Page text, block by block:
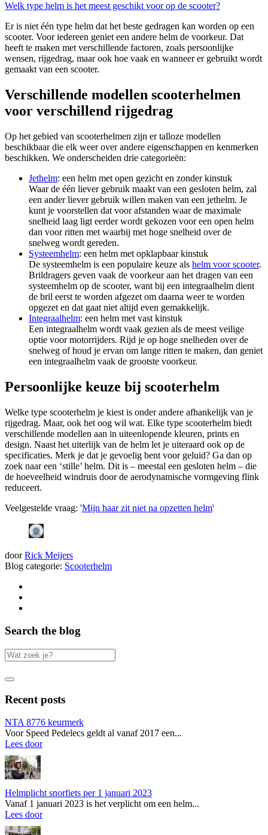
Welk type helm is het meest geschikt voor op de scooter?
Er is niet één type helm dat het beste gedragen kan worden op een
scooter. Voor iedereen geniet een andere helm de voorkeur. Dat
heeft te maken met verschillende factoren, zoals persoonlijke
wensen, rijgedrag, maar ook hoe vaak en wanneer er gebruikt wordt
gemaakt van een scooter.
Verschillende modellen scooterhelmen
voor verschillend rijgedrag
Op het gebied van scooterhelmen zijn er talloze modellen
beschikbaar die elk weer over andere eigenschappen en kenmerken
beschikken. We onderscheiden drie categorieën:
Jethelm: een helm met open gezicht en zonder kinstuk
Waar de één liever gebruik maakt van een gesloten helm, zal
een ander liever gebruik willen maken van een jethelm. Je
kunt je voorstellen dat voor afstanden waar de maximale
snelheid laag ligt eerder wordt gekozen voor een open helm
dan voor ritten met waarbij met hoge snelheid over de
snelweg wordt gereden.
Systeemhelm: een helm met opklapbaar kinstuk
De systeemhelm is een populaire keuze als helm voor scooter.
Brildragers geven vaak de voorkeur aan het dragen van een
systeemhelm op de scooter, want bij een integraalhelm dient
de bril eerst te worden afgezet om daarna weer te worden
opgezet en dat gaat niet altijd even gemakkelijk.
Integraalhelm: een helm met vast kinstuk
Een integraalhelm wordt vaak gezien als de meest veilige
optie voor motorrijders. Rijd je op hoge snelheden over de
snelweg of houd je ervan om lange ritten te maken, dan geniet
een integraalhelm vaak de grootste voorkeur.
Persoonlijke keuze bij scooterhelm
Welke type scooterhelm je kiest is onder andere afhankelijk van je
rijgedrag. Maar, ook het oog wil wat. Elke type scooterhelm biedt
verschillende modellen aan in uiteenlopende kleuren, prints en
design. Naast het uiterlijk van de helm let je uiteraard ook op de
specificaties. Merk je dat je gevoelig bent voor geluid? Ga dan op
zoek naar een ‘stille’ helm. Dit is – meestal een gesloten helm – die
de hoeveelheid windruis door de aerodynamische vormgeving flink
reduceert.
Veelgestelde vraag: 'Mijn haar zit niet na opzetten helm'
doorRick Meijers
Blog categorie: Scooterhelm
Search the blog
Recent posts
NTA 8776 keurmerk
Voor Speed Pedelecs geldt al vanaf 2017 een...
Lees door
Helmplicht snorfiets per 1 januari 2023
Vanaf 1 januari 2023 is het verplicht om een helm...
Lees door